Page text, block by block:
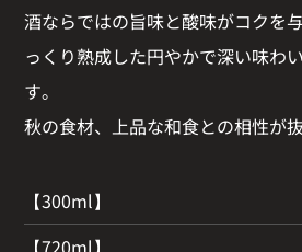
酒ならではの旨味と酸味がコクを
っくり熟成した円やかで深い味わ
す。
秋の食材、上品な和食との相性が抜
【300ml】
【720ml】